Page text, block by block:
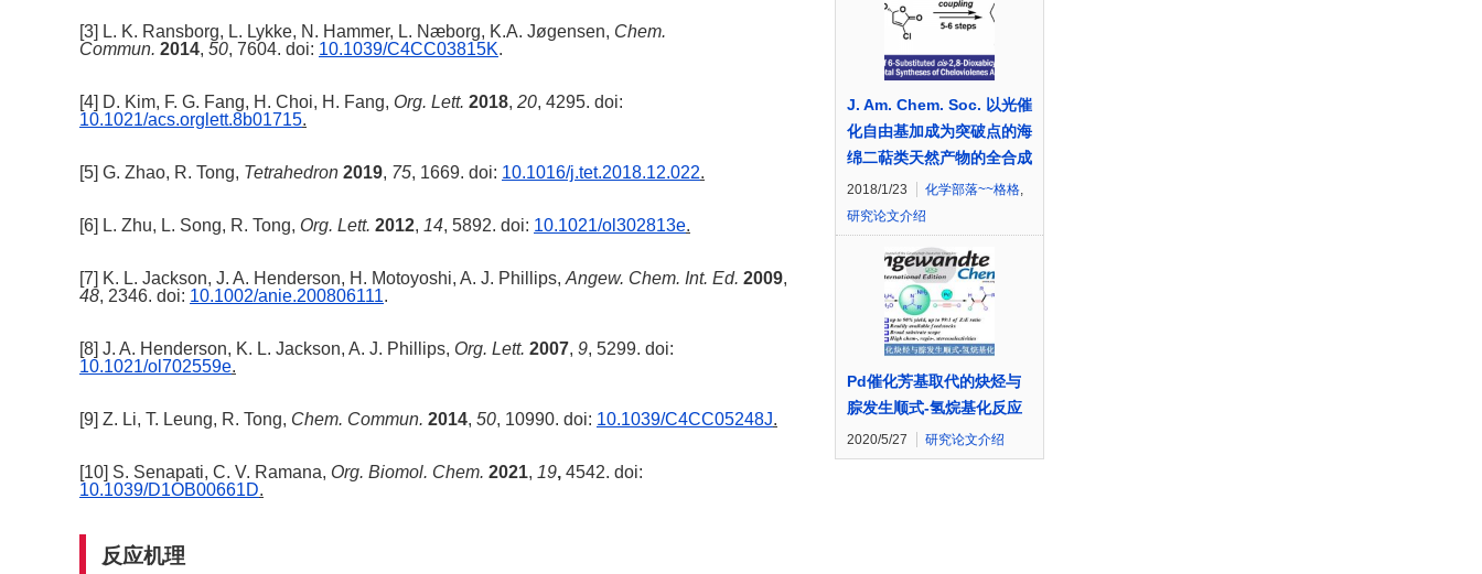
[3] L. K. Ransborg, L. Lykke, N. Hammer, L. Næborg, K.A. Jøgensen, Chem.
Commun. 2014, 50, 7604. doi: 10.1039/C4CC03815K.
[4] D. Kim, F. G. Fang, H. Choi, H. Fang, Org. Lett. 2018, 20, 4295. doi:
10.1021/acs.orglett.8b01715.
[5] G. Zhao, R. Tong, Tetrahedron 2019, 75, 1669. doi: 10.1016/j.tet.2018.12.022.
[6] L. Zhu, L. Song, R. Tong, Org. Lett. 2012, 14, 5892. doi: 10.1021/ol302813e.
[7] K. L. Jackson, J. A. Henderson, H. Motoyoshi, A. J. Phillips, Angew. Chem. Int. Ed. 2009,
48, 2346. doi: 10.1002/anie.200806111.
[8] J. A. Henderson, K. L. Jackson, A. J. Phillips, Org. Lett. 2007, 9, 5299. doi:
10.1021/ol702559e.
[9] Z. Li, T. Leung, R. Tong, Chem. Commun. 2014, 50, 10990. doi: 10.1039/C4CC05248J.
[10] S. Senapati, C. V. Ramana, Org. Biomol. Chem. 2021, 19, 4542. doi:
10.1039/D1OB00661D.
反应机理
J. Am. Chem. Soc. 以光催
化自由基加成为突破点的海
绵二萜类天然产物的全合成
2018/1/23 化学部落~~格格,
研究论文介绍
Pd催化芳基取代的炔烃与
腙发生顺式-氢烷基化反应
2020/5/27 研究论文介绍